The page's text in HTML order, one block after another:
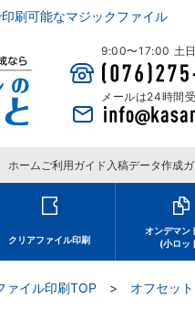
刷可能なマジックファイル
9:00〜17:00 土
メールは24時間
ホーム ご利用ガイド 入稿データ作成
クリアファイル印刷
オンデマン
(小ロッ
ァイル印刷TOP オフセッ